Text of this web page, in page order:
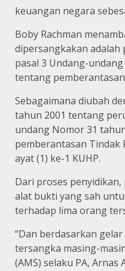
keuangan negara
Boby Rachman
dipersangkakan adalah
pasal 3 Undang-
tentang
Sebagaimana diubah
tahun 2001 tentang
undang Nomor 31
pemberantasan Tindak
ayat (1) ke-1 KUHP.
Dari proses
alat bukti yang sah
terhadap lima orang
“Dan berdasarkan
tersangka masing-
(AMS) selaku PA, Arnas